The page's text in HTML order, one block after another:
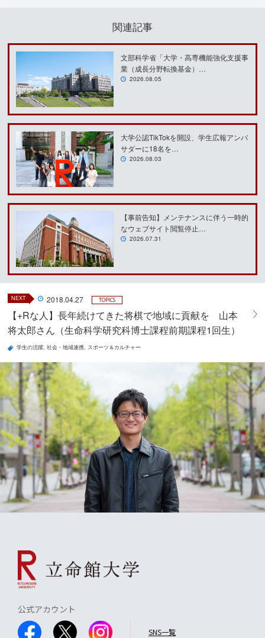
関連記事
文部科学省「大学・高専機能強化支援事
業（成長分野転換基金）…
2026.08.05
大学公認TikTokを開設、学生広報アンバ
サダーに18名を…
2026.08.03
【事前告知】メンテナンスに伴う一時的
なウェブサイト閲覧停止…
2026.07.31
NEXT 2018.04.27 TOPICS
【+Rな人】長年続けてきた将棋で地域に貢献を 山本
将太郎さん（生命科学研究科博士課程前期課程1回生）
学生の活躍 社会・地域連携 スポーツ＆カルチャー
公式アカウント
SNS一覧